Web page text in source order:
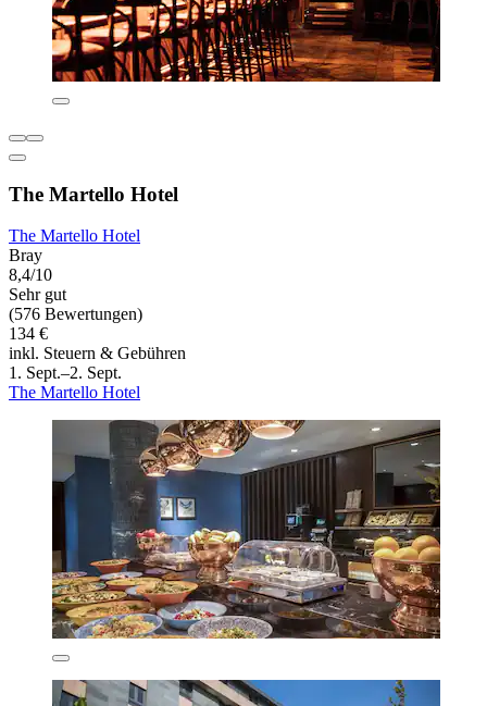
The Martello Hotel
The Martello Hotel
Bray
8,4/10
Sehr gut
(576 Bewertungen)
134 €
inkl. Steuern & Gebühren
1. Sept.–2. Sept.
The Martello Hotel